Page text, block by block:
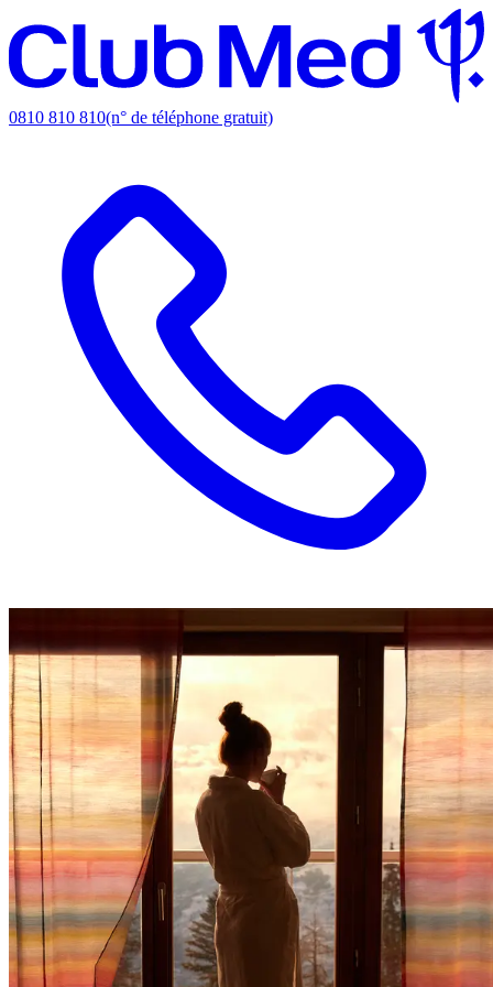
0810 810 810(n° de téléphone gratuit)